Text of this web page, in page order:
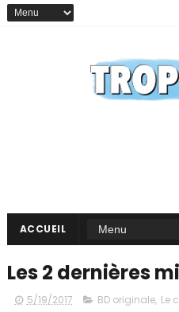
ACCUEIL
Les 2 dernières
5/19/2017 BD originale, Le